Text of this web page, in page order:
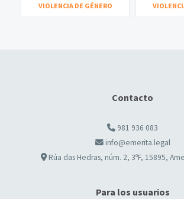
VIOLENCIA DE GÉNERO
Contacto
981 936 083
info@emerita.legal
Rúa das Hedras, núm. 2, 3ºF, 15895,
Para los usuarios